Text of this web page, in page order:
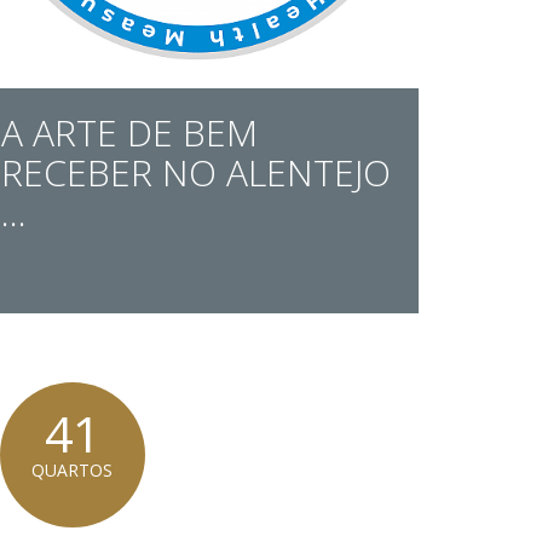
41
QUARTOS
A ARTE DE BEM
RECEBER NO ALENTEJO
...